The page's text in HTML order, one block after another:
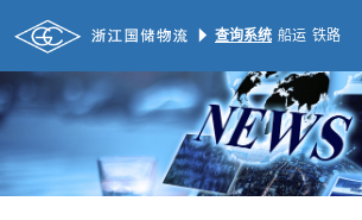
 查询系统 船运 铁路